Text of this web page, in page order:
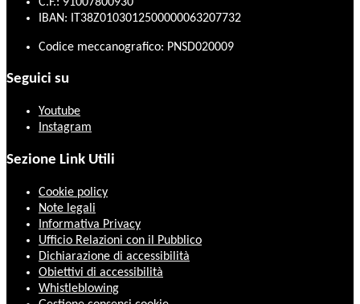
IBAN: IT38Z0103012500000063207732
Codice meccanografico: PNSD020009
Seguici su
Youtube
Instagram
Sezione Link Utili
Cookie policy
Note legali
Informativa Privacy
Ufficio Relazioni con il Pubblico
Dichiarazione di accessibilità
Obiettivi di accessibilità
Whistleblowing